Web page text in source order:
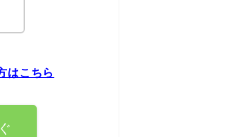
はこちら